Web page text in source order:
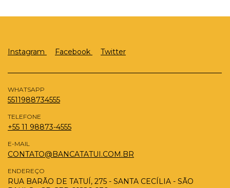
Instagram Facebook Twitter
WHATSAPP
5511988734555
TELEFONE
+55 11 98873-4555
E-MAIL
CONTATO@BANCATATUI.COM.BR
ENDEREÇO
RUA BARÃO DE TATUÍ, 275 - SANTA CECÍLIA - SÃO